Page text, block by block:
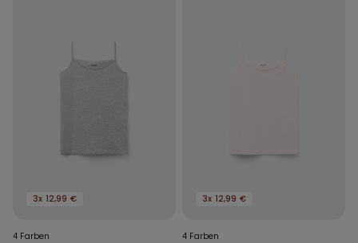
3x 12,99 €
4 Farben
3x 12,99 €
4 Farben